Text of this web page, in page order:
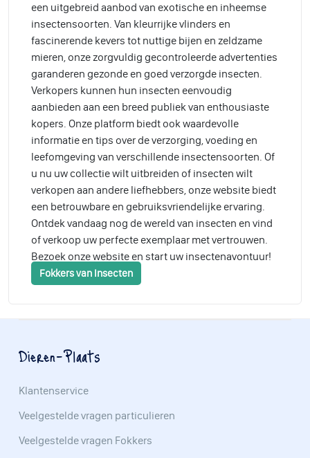
een uitgebreid aanbod van exotische en inheemse
insectensoorten. Van kleurrijke vlinders en
fascinerende kevers tot nuttige bijen en zeldzame
mieren, onze zorgvuldig gecontroleerde advertenties
garanderen gezonde en goed verzorgde insecten.
Verkopers kunnen hun insecten eenvoudig
aanbieden aan een breed publiek van enthousiaste
kopers. Onze platform biedt ook waardevolle
informatie en tips over de verzorging, voeding en
leefomgeving van verschillende insectensoorten. Of
u nu uw collectie wilt uitbreiden of insecten wilt
verkopen aan andere liefhebbers, onze website biedt
een betrouwbare en gebruiksvriendelijke ervaring.
Ontdek vandaag nog de wereld van insecten en vind
of verkoop uw perfecte exemplaar met vertrouwen.
Bezoek onze website en start uw insectenavontuur!
Fokkers van Insecten
Dieren-Plaats
Klantenservice
Veelgestelde vragen particulieren
Veelgestelde vragen Fokkers